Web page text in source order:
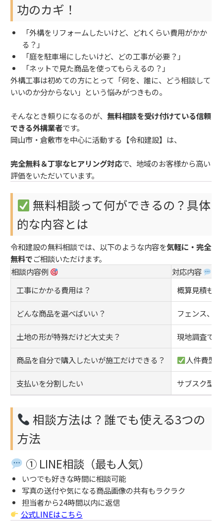
功のカギ！
「外構をリフォームしたいけど、どれくらい費用がかか
る？」
「庭を駐車場にしたいけど、どの工事が必要？」
「ネットで見た商品を使ってもらえるの？」
外構工事は初めての方にとって「何を、誰に、どう相談して
いいのか分からない」という悩みがつきもの。
そんなとき頼りになるのが、 無料相談を受け付けている信頼
できる外構業者です。
岡山市・倉敷市を中心に活動する【令和建設】は、
完全無料＆丁寧なヒアリング対応で、地域のお客様から高い
評価をいただいています。
無料相談って何ができるの？具体
的な内容とは
令和建設の無料相談では、以下のような内容を気軽に・完全
無料でご相談いただけます。
相談内容例
対応内容
工事にかかる費用は？
概算見積も
どんな商品を選べばいい？ フェンス、
土地の形が特殊だけど大丈夫？ 現地調査で
商品を自分で購入したいが施工だけできる？ 人件費型
支払いを分割したい サブスク型
相談方法は？誰でも使える3つの
方法
① LINE相談（最も人気）
いつでも好きな時間に相談可能
写真の送付や気になる商品画像の共有もラクラク
担当者から24時間以内に返信
公式LINEはこちら